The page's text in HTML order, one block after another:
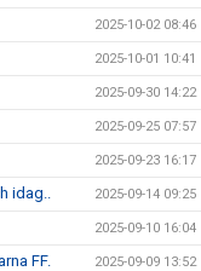
2025-10-02 08:46
2025-10-01 10:41
2025-09-30 14:22
2025-09-25 07:57
2025-09-23 16:17
idag.. 2025-09-14 09:25
2025-09-10 16:04
FF. 2025-09-09 13:52